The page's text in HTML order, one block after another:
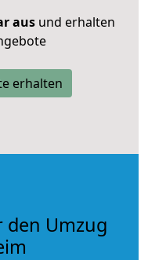
ausund erhalten
erhalten
den Umzug